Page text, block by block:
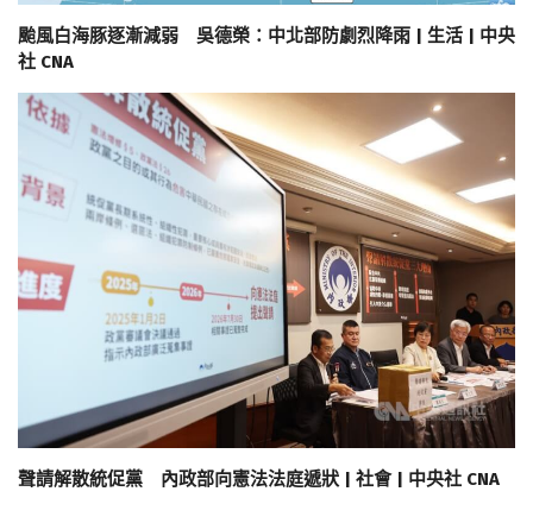
颱風白海豚逐漸減弱 吳德榮：中北部防劇烈降雨 | 生活 | 中央
社 CNA
聲請解散統促黨 內政部向憲法法庭遞狀 | 社會 | 中央社 CNA